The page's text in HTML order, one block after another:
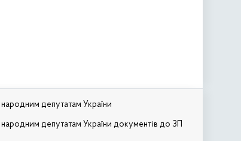
депутатам України
депутатам України документів до ЗП